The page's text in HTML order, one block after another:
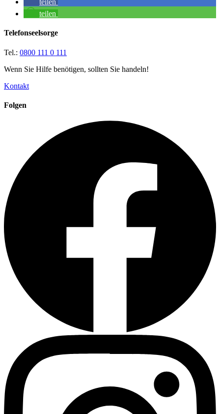
teilen
teilen
Telefonseelsorge
Tel.: 0800 111 0 111
Wenn Sie Hilfe benötigen, sollten Sie handeln!
Kontakt
Folgen